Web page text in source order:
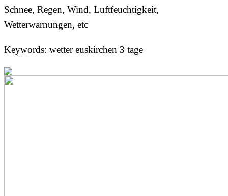
Schnee, Regen, Wind, Luftfeuchtigkeit,
Wetterwarnungen, etc
Keywords: wetter euskirchen 3 tage